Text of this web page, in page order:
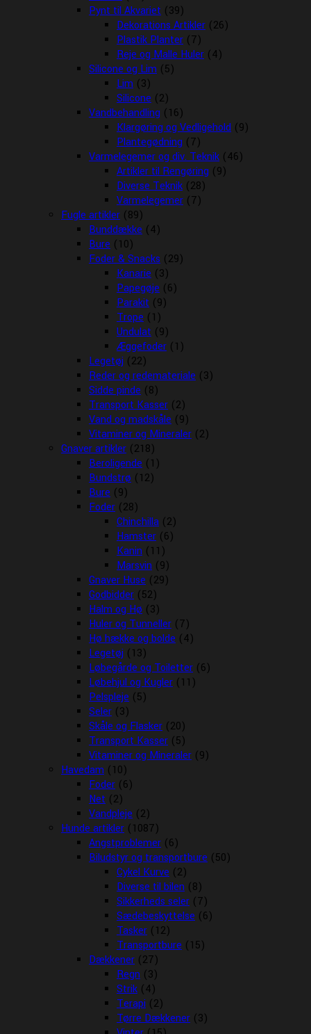
Pynt til Akvariet (39)
Dekorations Artikler (26)
Plastik Planter (7)
Reje og Malle Huler (4)
Silicone og Lim (5)
Lim (3)
Silicone (2)
Vandbehandling (16)
Klargøring og Vedligehold (9)
Plantegødning (7)
Varmelegemer og div. Teknik (46)
Artikler til Rengøring (9)
Diverse Teknik (28)
Varmelegemer (7)
Fugle artikler (89)
Bunddække (4)
Bure (10)
Foder & Snacks (29)
Kanarie (3)
Papegøje (6)
Parakit (9)
Trope (1)
Undulat (9)
Æggefoder (1)
Legetøj (22)
Reder og redemateriale (3)
Sidde pinde (8)
Transport Kasser (2)
Vand og madskåle (9)
Vitaminer og Mineraler (2)
Gnaver artikler (218)
Beroligende (1)
Bundstrø (12)
Bure (9)
Foder (28)
Chinchilla (2)
Hamster (6)
Kanin (11)
Marsvin (9)
Gnaver Huse (29)
Godbidder (52)
Halm og Hø (3)
Huler og Tunneller (7)
Hø hække og bolde (4)
Legetøj (13)
Løbegårde og Toiletter (6)
Løbehjul og Kugler (11)
Pelspleje (5)
Seler (3)
Skåle og Flasker (20)
Transport Kasser (5)
Vitaminer og Mineraler (9)
Havedam (10)
Foder (6)
Net (2)
Vandpleje (2)
Hunde artikler (1087)
Angstproblemer (6)
Biludstyr og transportbure (50)
Cykel Kurve (2)
Diverse til bilen (8)
Sikkerheds seler (7)
Sædebeskyttelse (6)
Tasker (12)
Transportbure (15)
Dækkener (27)
Regn (3)
Strik (4)
Terapi (2)
Tørre Dækkener (3)